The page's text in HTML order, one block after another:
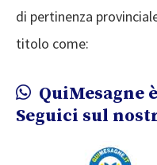
di pertinenza
titolo come:
QuiMesagne
Seguici sul